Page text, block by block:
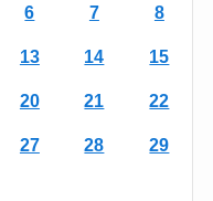
6 7 8
13 14 15
20 21 22
27 28 29